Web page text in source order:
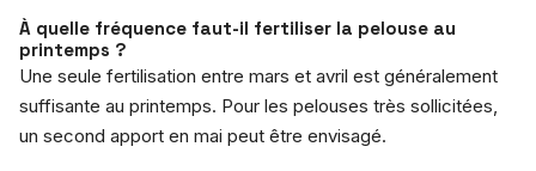
À quelle fréquence faut-il fertiliser la pelouse au
printemps ?
Une seule fertilisation entre mars et avril est généralement
suffisante au printemps. Pour les pelouses très sollicitées,
un second apport en mai peut être envisagé.